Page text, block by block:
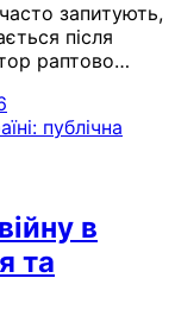
запитують,
після
раптово…
в
та